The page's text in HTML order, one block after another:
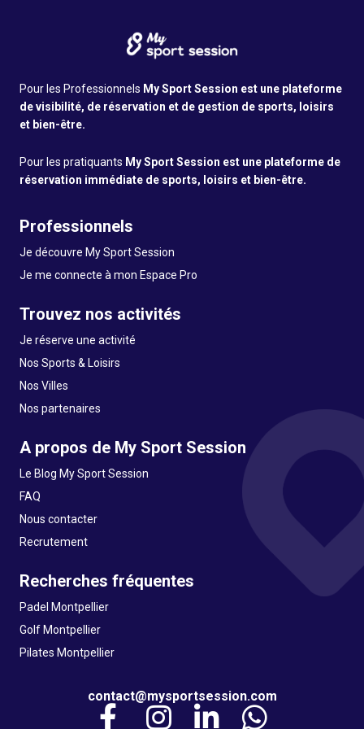
Pour les Professionnels My Sport Session est une plateforme
de visibilité, de réservation et de gestion de sports, loisirs
et bien-être.
Pour les pratiquants My Sport Session est une plateforme de
réservation immédiate de sports, loisirs et bien-être.
Professionnels
Je découvre My Sport Session
Je me connecte à mon Espace Pro
Trouvez nos activités
Je réserve une activité
Nos Sports & Loisirs
Nos Villes
Nos partenaires
A propos de My Sport Session
Le Blog My Sport Session
FAQ
Nous contacter
Recrutement
Recherches fréquentes
Padel Montpellier
Golf Montpellier
Pilates Montpellier
contact@mysportsession.com